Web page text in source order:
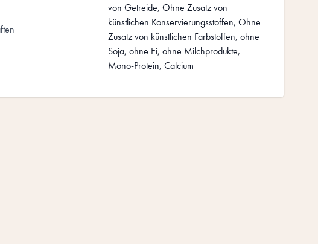
von Getreide, Ohne Zusatz von
künstlichen Konservierungsstoffen, Ohne
Zusatz von künstlichen Farbstoffen, ohne
Soja, ohne Ei, ohne Milchprodukte,
Mono-Protein, Calcium